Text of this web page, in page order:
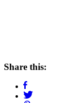
Share this: